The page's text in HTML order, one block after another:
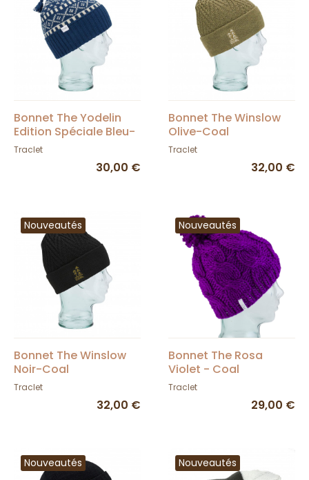
Bonnet The Yodelin
Edition Spéciale Bleu-
Coal
Traclet
30,00 €
Bonnet The Winslow
Olive-Coal
Traclet
32,00 €
Nouveautés
Bonnet The Winslow
Noir-Coal
Traclet
32,00 €
Nouveautés
Bonnet The Rosa
Violet - Coal
Traclet
29,00 €
Nouveautés Nouveautés